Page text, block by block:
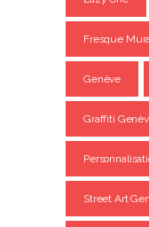
Fresque
Genève
Graffiti
Street Art